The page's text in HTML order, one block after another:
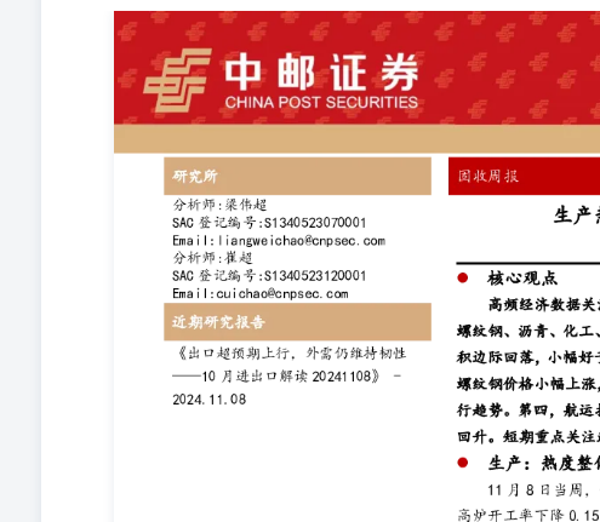
高频经济数据关注点：第一，生产端热度整体回落，焦炉、高
成交面积边际回落，小幅好于去年同期。第三，价格端走势分
产品延续季节性下行趋势。第四，航运指数整体上行，SCFI连
需边际变化。 生产：热度整体下降 11月8日当周，钢铁供需边
钢产量减少9.51万吨，库存减少0.88万吨；石油沥青开工率下降
全钢胎下降1.91 pct，半钢胎开工率下降0.14 pct。 需求：月底汽
积边际回落；航运SCFI指数触底后连升三周，周上涨1.22%；
3日当周，存销比下降；土地成交面积增加，住宅用地成交溢价
厂家日均零售增加59133辆，日均批发增加102954辆。 物价：
油价格上涨1.05%至73.87美元/桶，焦煤期货价格下跌0.3%至
+0.92%、-2.67%，国内螺纹钢期货价格上涨0.32%； 农产品价
别为-0.82%、-1.43%、-3.17%、+0.56%。 物流：国内航班量增
降，上海客运量回升；国内航班量增加，国际航班量下降；整
期，流动性超预期收紧。 1生产：热度整体下降 钢铁：供需边际
钢产量减少9.51万吨，库存减少0.88万吨。11月8日当周，国内
0.25pct；钢厂高炉（247家样本）开工率为82.29%,较前一周下
万吨；库存154.7万吨，较前一周下降0.88万吨。 石油沥青：开
26.2%，较前一周下降3.2pct。 化工：PX、PTA开工率分别下降
一周下降4.15pct；PTA开工率为78.7%，较前一周下降1.82pct。
7日当周，汽车全钢胎开工率为60.21%，较前一周下降1.91pct；